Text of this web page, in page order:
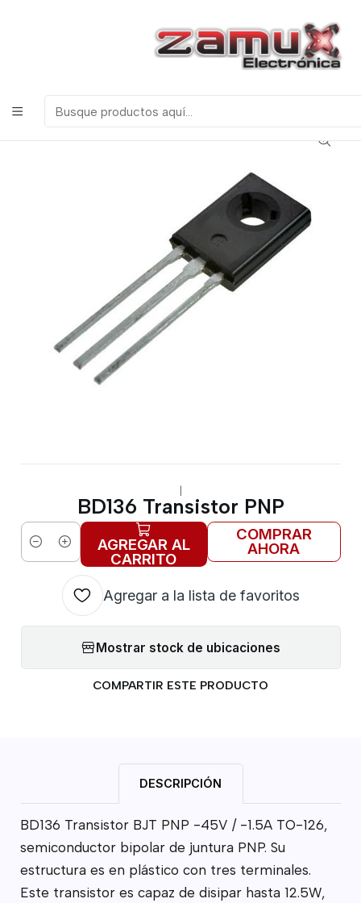
ELECTRONICOS, ROBOTICA & TECNOLOGIA
Semiconductores
Transistores
|
BD136 Transistor PNP
Cantidad AGREGAR AL
CARRITO
COMPRAR
AHORA
Agregar a la lista de favoritos
Mostrar stock de ubicaciones
COMPARTIR ESTE PRODUCTO
DESCRIPCIÓN
BD136 Transistor BJT PNP -45V / -1.5A TO-126,
semiconductor bipolar de juntura PNP. Su
estructura es en plástico con tres terminales.
Este transistor es capaz de disipar hasta 12.5W,